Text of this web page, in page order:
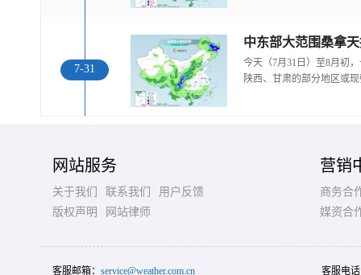
7-31
中东部大范围桑拿
今天（7月31日）至8月初
陕西、甘肃的部分地区或
网站服务
关于我们 联系我们
用户反馈
版权声明
网站律师
营销
商务合
媒资合
客服邮箱： service@weather.com.cn 客服电